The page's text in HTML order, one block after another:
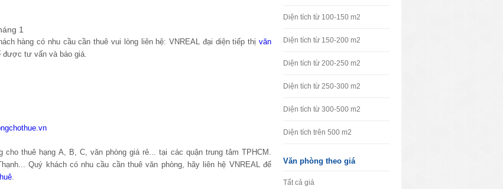
1
hàng có nhu cầu cần thuê vui lòng liên hệ: VNREAL đại diện tiếp thị văn
được tư vấn và báo giá.
thuê hạng A, B, C, văn phòng giá rẻ... tại các quận trung tâm TPHCM.
Quý khách có nhu cầu cần thuê văn phòng, hãy liên hệ VNREAL để
Diện tích từ 100-150 m2
Diện tích từ 150-200 m2
Diện tích từ 200-250 m2
Diện tích từ 250-300 m2
Diện tích từ 300-500 m2
Diện tích trên 500 m2
Văn phòng theo giá
Tất cả giá